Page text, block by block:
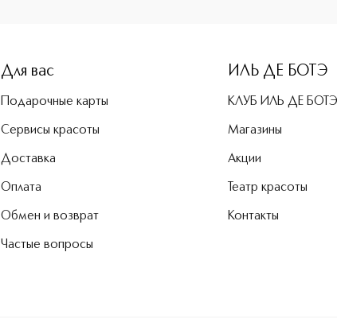
Для вас
Подарочные карты
Сервисы красоты
Доставка
Оплата
Обмен и возврат
Частые вопросы
ИЛЬ ДЕ БОТЭ
КЛУБ ИЛЬ ДЕ БОТЭ
Магазины
Акции
Театр красоты
Контакты